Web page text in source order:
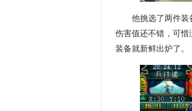
他挑选了两件装
伤害值还不错，可
装备就新鲜出炉了。